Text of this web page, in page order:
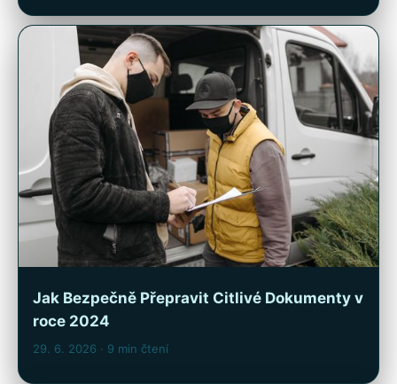
Jak Bezpečně Přepravit Citlivé Dokumenty v
roce 2024
29. 6. 2026 · 9 min čtení